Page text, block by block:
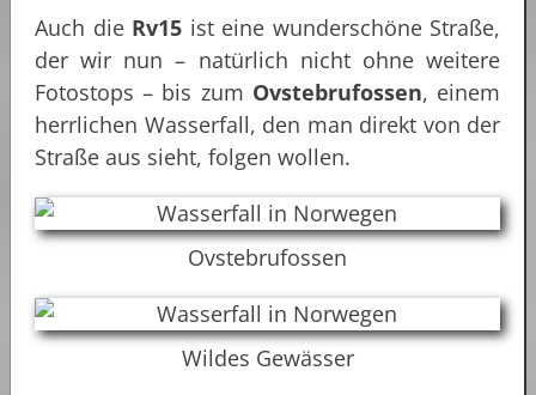
Auch die Rv15 ist eine wunderschöne Straße,
der wir nun – natürlich nicht ohne weitere
Fotostops – bis zum Ovstebrufossen, einem
herrlichen Wasserfall, den man direkt von der
Straße aus sieht, folgen wollen.
Ovstebrufossen
Wildes Gewässer